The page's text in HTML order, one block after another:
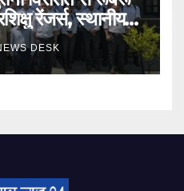
रेंजर्स, स्थानीय
DESK